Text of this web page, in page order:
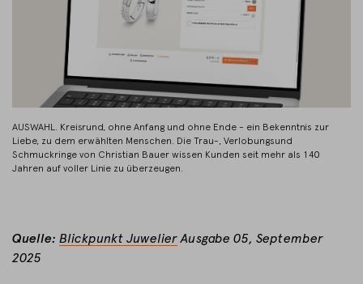
AUSWAHL. Kreisrund, ohne Anfang und ohne Ende - ein Bekenntnis zur
Liebe, zu dem erwählten Menschen. Die Trau-, Verlobungsund
Schmuckringe von Christian Bauer wissen Kunden seit mehr als 140
Jahren auf voller Linie zu überzeugen.
Quelle: Blickpunkt JuwelierAusgabe 05, September
2025